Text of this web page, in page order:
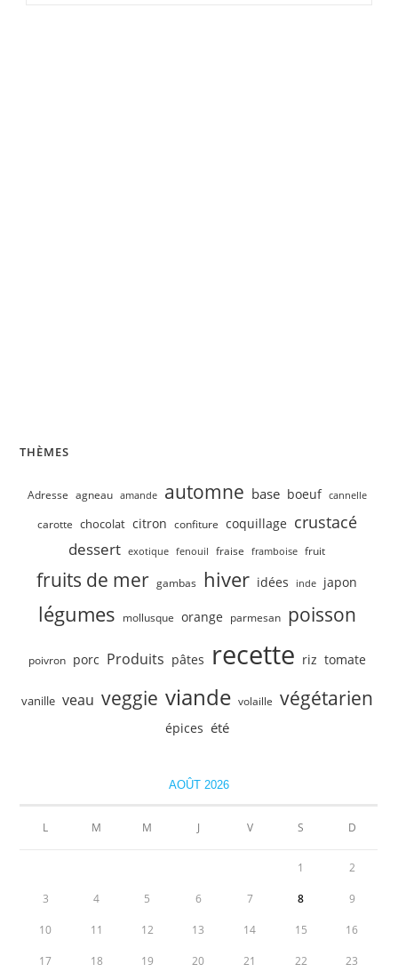
THÈMES
Adresse agneau amande automne base boeuf cannelle
carotte chocolat citron confiture coquillage crustacé
dessert exotique fenouil fraise framboise fruit
fruits de mer gambas hiver idées inde japon
légumes mollusque orange parmesan poisson
poivron porc Produits pâtes recette riz tomate
vanille veau veggie viande volaille végétarien
épices été
AOÛT 2026
L M M J V S D
1 2
3 4 5 6 7 8 9
10 11 12 13 14 15 16
17 18 19 20 21 22 23